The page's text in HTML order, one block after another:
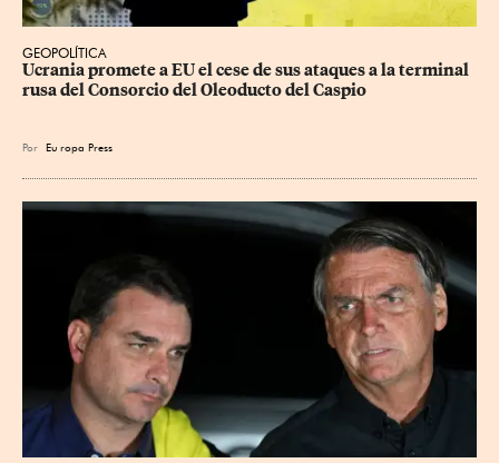
GEOPOLÍTICA
Ucrania promete a EU el cese de sus ataques a la terminal
rusa del Consorcio del Oleoducto del Caspio
Por Eu ropa Press